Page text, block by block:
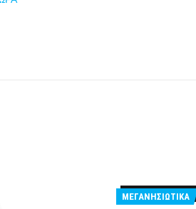
ΜΕΓΑΝΗΣΙΩΤΙΚΑ